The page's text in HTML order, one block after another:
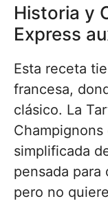
Historia y
Express
Esta receta
francesa,
clásico. La
simplificada
pensada
pero no